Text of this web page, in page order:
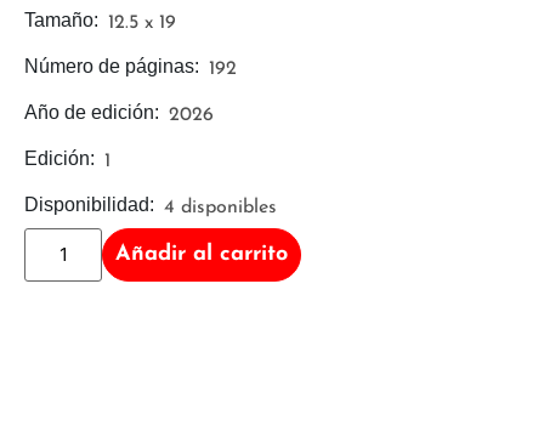
Añadir al carrito
Disponibilidad: 4 disponibles
Edición: 1
Año de edición: 2026
Número de páginas: 192
Tamaño: 12.5 x 19